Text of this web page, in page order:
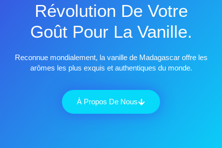
Révolution De Votre
Goût Pour La Vanille.
Reconnue mondialement, la vanille de Madagascar offre les
arômes les plus exquis et authentiques du monde.
À Propos De Nous